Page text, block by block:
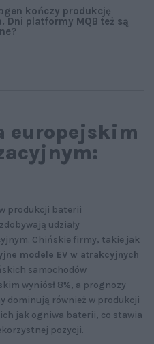
kończy produkcję
Dni platformy MQB też są
europejskim
produkcji baterii
udziały
Chińskie firmy, takie jak
modele EV w atrakcyjnych
samochodów
wyniósł 8%, a prognozy
dominują również w produkcji
jak ogniwa baterii, co stawia
pozycji.